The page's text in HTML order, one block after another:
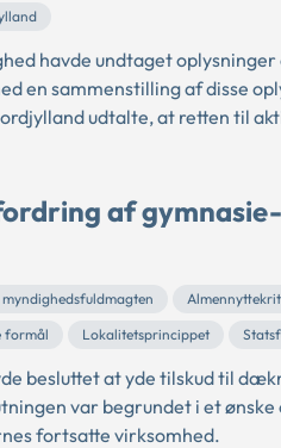
havde undtaget
en sammenstilling af disse
udtalte, at retten til
af
formål
Lokalitetsprincippet
besluttet at yde tilskud til
var begrundet i et
fortsatte virksomhed.